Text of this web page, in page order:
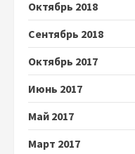
Октябрь 2018
Сентябрь 2018
Октябрь 2017
Июнь 2017
Май 2017
Март 2017